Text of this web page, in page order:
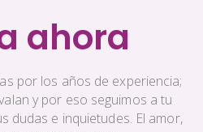
ahora
por los años de experiencia;
y por eso seguimos a tu
dudas e inquietudes. El amor,